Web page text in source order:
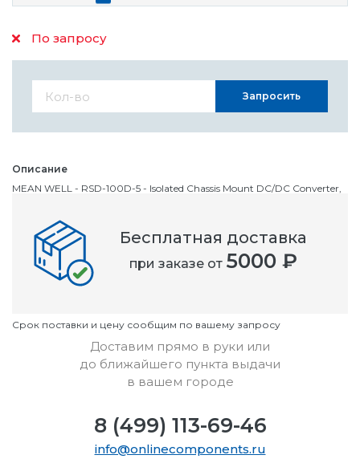
По запросу
Описание
MEAN WELL - RSD-100D-5 - Isolated Chassis Mount DC/DC Converter,
Номенклатурный номер
OC2816071
Cрок поставки и цену сообщим по вашему запросу
Запросить
Бесплатная доставка
при заказе от 5000 ₽
Доставим прямо в руки или
до ближайшего пункта выдачи
в вашем городе
8 (499) 113-69-46
info@onlinecomponents.ru